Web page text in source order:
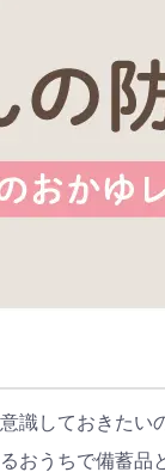
識しておきたい
おうちで備蓄品